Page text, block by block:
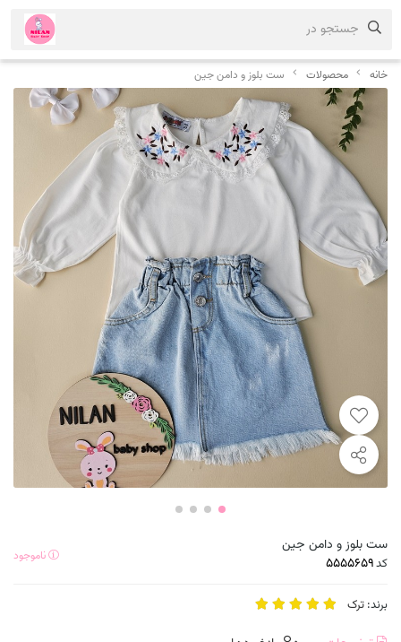
خانه محصولات ست بلوز و دامن جین
ست بلوز و دامن جین
کد ناموجود
برند: ترک
جستجو در